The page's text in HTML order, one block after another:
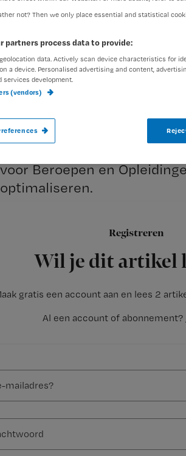
Auteur:
Registreren
Wil je dit artikel
gratis een account aan en lees 2
Al een account of abonnement?
MAARSSEN – Een aantal
gebundeld tot een
voor Beroepen en
optimaliseren.
not? Then we only place essential and statistical
partners process data to provide:
data. Actively scan device characteristics for
a device. Personalised advertising and content,
services development.
(vendors)